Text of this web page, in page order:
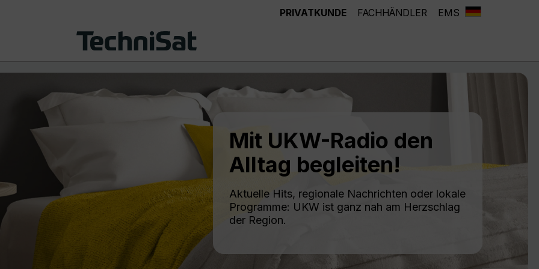
PRIVATKUNDE FACHHÄNDLER EMS
Mit UKW-Radio den
Alltag begleiten!
Aktuelle Hits, regionale Nachrichten oder lokale
Programme: UKW ist ganz nah am Herzschlag
der Region.